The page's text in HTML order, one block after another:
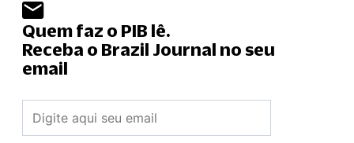
Quem faz o PIB lê.
Receba o Brazil Journal no seu
email